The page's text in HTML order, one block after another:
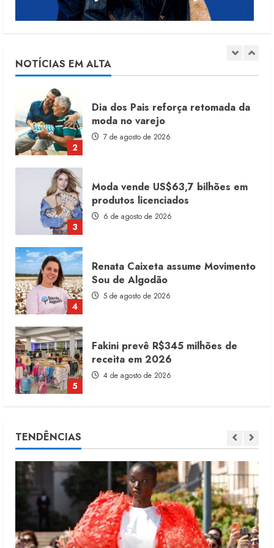
NOTÍCIAS EM ALTA
1
Alto Giro prevê 28 novas franquias
2
Dia dos Pais reforça retomada da
moda no varejo
7 de agosto de 2026
3
Moda vende US$63,7 bilhões em
produtos licenciados
4
Sou de Algodão
5 de agosto de 2026
5
Fakini prevê R$345 milhões de
receita em 2026
10 de agosto de 2026
2
Dia dos Pais reforça retomada da
moda no varejo
7 de agosto de 2026
TENDÊNCIAS